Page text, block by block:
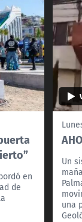
en
de
Un
una